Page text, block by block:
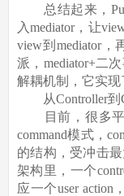
总结起来，
入mediator，让
view到mediator，
派，mediator+二
解耦机制，它实现
从Controller
目前，很多平
command模式，
的结构，受冲击
架构里，一个
应一个user action